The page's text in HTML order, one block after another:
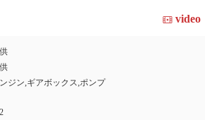
video
ジン,ギアボックス,ポンプ